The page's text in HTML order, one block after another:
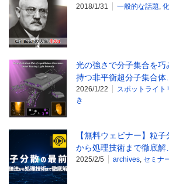
2018/1/31 一般的な話題
光の強さで分子集合を
持つ非平衡超分子集合体…
2026/1/22 スポットライト
き
【無料ウェビナー】粒
から処理技術まで徹底解…
2025/2/5 archives セミナ